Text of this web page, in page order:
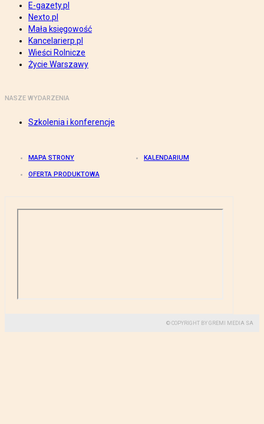
E-gazety.pl
Nexto.pl
Mała księgowość
Kancelarierp.pl
Wieści Rolnicze
Życie Warszawy
NASZE WYDARZENIA
Szkolenia i konferencje
MAPA STRONY KALENDARIUM
OFERTA PRODUKTOWA
© COPYRIGHT BY GREMI MEDIA SA